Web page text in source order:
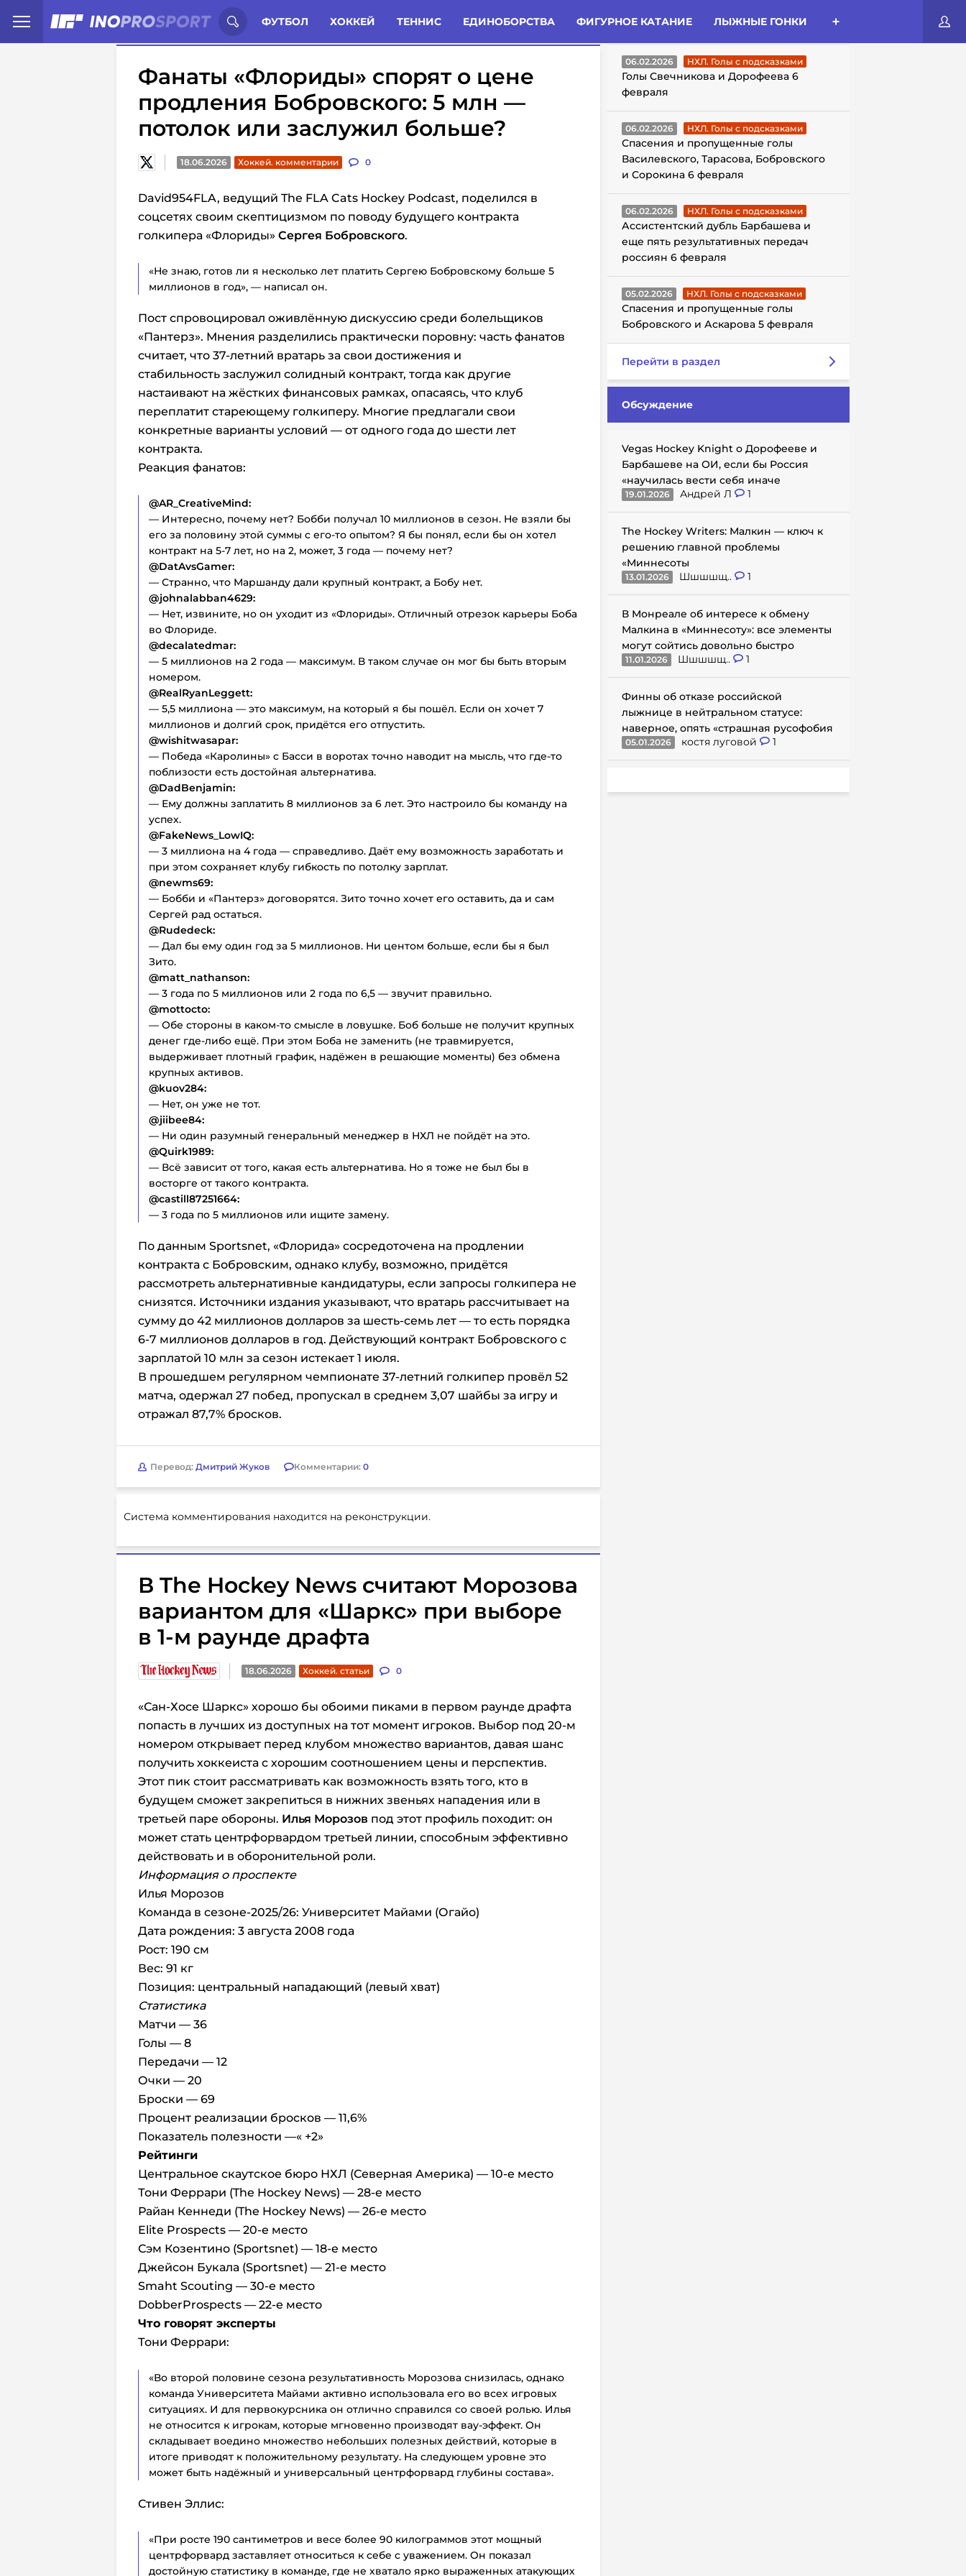
ФУТБОЛ ХОККЕЙ ТЕННИС ЕДИНОБОРСТВА ФИГУРНОЕ КАТАНИЕ ЛЫЖНЫЕ ГОНКИ
Иностранцы о спорте России: Статьи Комменты Новости
Фанаты «Флориды» спорят о цене
продления Бобровского: 5 млн —
потолок или заслужил больше?
18.06.2026 Хоккей. комментарии 0
David954FLA, ведущий The FLA Cats Hockey Podcast, поделился в
соцсетях своим скептицизмом по поводу будущего контракта
голкипера «Флориды» Сергея Бобровского.
«Не знаю, готов ли я несколько лет платить Сергею Бобровскому больше 5
миллионов в год», — написал он.
Пост спровоцировал оживлённую дискуссию среди болельщиков
«Пантерз». Мнения разделились практически поровну: часть фанатов
считает, что 37-летний вратарь за свои достижения и
стабильность заслужил солидный контракт, тогда как другие
настаивают на жёстких финансовых рамках, опасаясь, что клуб
переплатит стареющему голкиперу. Многие предлагали свои
конкретные варианты условий — от одного года до шести лет
контракта.
Реакция фанатов:
@AR_CreativeMind:
— Интересно, почему нет? Бобби получал 10 миллионов в сезон. Не взяли бы
его за половину этой суммы с его-то опытом? Я бы понял, если бы он хотел
контракт на 5-7 лет, но на 2, может, 3 года — почему нет?
@DatAvsGamer:
— Странно, что Маршанду дали крупный контракт, а Бобу нет.
@johnalabban4629:
— Нет, извините, но он уходит из «Флориды». Отличный отрезок карьеры Боба
во Флориде.
@decalatedmar:
— 5 миллионов на 2 года — максимум. В таком случае он мог бы быть вторым
номером.
@RealRyanLeggett:
— 5,5 миллиона — это максимум, на который я бы пошёл. Если он хочет 7
миллионов и долгий срок, придётся его отпустить.
@wishitwasapar:
— Победа «Каролины» с Басси в воротах точно наводит на мысль, что где-то
поблизости есть достойная альтернатива.
@DadBenjamin:
— Ему должны заплатить 8 миллионов за 6 лет. Это настроило бы команду на
успех.
@FakeNews_LowIQ:
— 3 миллиона на 4 года — справедливо. Даёт ему возможность заработать и
при этом сохраняет клубу гибкость по потолку зарплат.
@newms69:
— Бобби и «Пантерз» договорятся. Зито точно хочет его оставить, да и сам
Сергей рад остаться.
@Rudedeck:
— Дал бы ему один год за 5 миллионов. Ни центом больше, если бы я был
Зито.
@matt_nathanson:
— 3 года по 5 миллионов или 2 года по 6,5 — звучит правильно.
@mottocto:
— Обе стороны в каком-то смысле в ловушке. Боб больше не получит крупных
денег где-либо ещё. При этом Боба не заменить (не травмируется,
выдерживает плотный график, надёжен в решающие моменты) без обмена
крупных активов.
@kuov284:
— Нет, он уже не тот.
@jiibee84:
— Ни один разумный генеральный менеджер в НХЛ не пойдёт на это.
@Quirk1989:
— Всё зависит от того, какая есть альтернатива. Но я тоже не был бы в
восторге от такого контракта.
@castill87251664:
— 3 года по 5 миллионов или ищите замену.
По данным Sportsnet, «Флорида» сосредоточена на продлении
контракта с Бобровским, однако клубу, возможно, придётся
рассмотреть альтернативные кандидатуры, если запросы голкипера не
снизятся. Источники издания указывают, что вратарь рассчитывает на
сумму до 42 миллионов долларов за шесть-семь лет — то есть порядка
6-7 миллионов долларов в год. Действующий контракт Бобровского с
зарплатой 10 млн за сезон истекает 1 июля.
В прошедшем регулярном чемпионате 37-летний голкипер провёл 52
матча, одержал 27 побед, пропускал в среднем 3,07 шайбы за игру и
отражал 87,7% бросков.
Перевод: Дмитрий Жуков Комментарии: 0
Система комментирования находится на реконструкции.
В The Hockey News считают Морозова
вариантом для «Шаркс» при выборе
в 1-м раунде драфта
18.06.2026 Хоккей. статьи 0
«Сан-Хосе Шаркс» хорошо бы обоими пиками в первом раунде драфта
попасть в лучших из доступных на тот момент игроков. Выбор под 20-м
номером открывает перед клубом множество вариантов, давая шанс
получить хоккеиста с хорошим соотношением цены и перспектив.
Этот пик стоит рассматривать как возможность взять того, кто в
будущем сможет закрепиться в нижних звеньях нападения или в
третьей паре обороны. Илья Морозов под этот профиль походит: он
может стать центрфорвардом третьей линии, способным эффективно
действовать и в оборонительной роли.
Информация о проспекте
Илья Морозов
Команда в сезоне-2025/26: Университет Майами (Огайо)
Дата рождения: 3 августа 2008 года
Рост: 190 см
Вес: 91 кг
Позиция: центральный нападающий (левый хват)
Статистика
Матчи — 36
Голы — 8
Передачи — 12
Очки — 20
Броски — 69
Процент реализации бросков — 11,6%
Показатель полезности —« +2»
Рейтинги
Центральное скаутское бюро НХЛ (Северная Америка) — 10-е место
Тони Феррари (The Hockey News) — 28-е место
Райан Кеннеди (The Hockey News) — 26-е место
Elite Prospects — 20-е место
Сэм Козентино (Sportsnet) — 18-е место
Джейсон Букала (Sportsnet) — 21-е место
Smaht Scouting — 30-е место
DobberProspects — 22-е место
Что говорят эксперты
Тони Феррари:
«Во второй половине сезона результативность Морозова снизилась, однако
команда Университета Майами активно использовала его во всех игровых
ситуациях. И для первокурсника он отлично справился со своей ролью. Илья
не относится к игрокам, которые мгновенно производят вау-эффект. Он
складывает воедино множество небольших полезных действий, которые в
итоге приводят к положительному результату. На следующем уровне это
может быть надёжный и универсальный центрфорвард глубины состава».
Стивен Эллис:
«При росте 190 сантиметров и весе более 90 килограммов этот мощный
центрфорвард заставляет относиться к себе с уважением. Он показал
достойную статистику в команде, где не хватало ярко выраженных атакующих
ГОЛЫ С ПОДСКАЗКАМИ
06.02.2026 НХЛ. Голы с подсказками
Голы Свечникова и Дорофеева 6
февраля
06.02.2026 НХЛ. Голы с подсказками
Спасения и пропущенные голы
Василевского, Тарасова, Бобровского
и Сорокина 6 февраля
06.02.2026 НХЛ. Голы с подсказками
Ассистентский дубль Барбашева и
еще пять результативных передач
россиян 6 февраля
05.02.2026 НХЛ. Голы с подсказками
Спасения и пропущенные голы
Бобровского и Аскарова 5 февраля
Перейти в раздел
Обсуждение
Vegas Hockey Knight о Дорофееве и
Барбашеве на ОИ, если бы Россия
«научилась вести себя иначе
19.01.2026 Андрей Л 1
The Hockey Writers: Малкин — ключ к
решению главной проблемы
«Миннесоты
13.01.2026 Шшшшщ.. 1
В Монреале об интересе к обмену
Малкина в «Миннесоту»: все элементы
могут сойтись довольно быстро
11.01.2026 Шшшшщ.. 1
Финны об отказе российской
лыжнице в нейтральном статусе:
наверное, опять «страшная русофобия
05.01.2026 костя луговой 1